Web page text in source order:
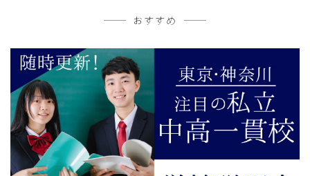
おすすめ